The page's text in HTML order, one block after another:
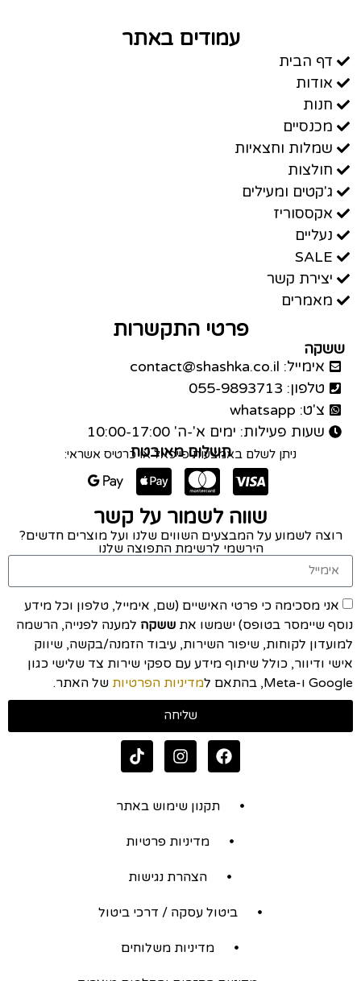
עמודים באתר
דף הבית
אודות
חנות
מכנסיים
שמלות וחצאיות
חולצות
ג'קטים ומעילים
אקססוריז
נעליים
SALE
יצירת קשר
מאמרים
פרטי התקשרות
ששקה
אימייל: contact@shashka.co.il
טלפון: 055-9893713
צ'ט: whatsapp
שעות פעילות: ימים א'-ה' 10:00-17:00
תשלום מאובטח
ניתן לשלם באמצעות פייפאל או כרטיס אשראי:
שווה לשמור על קשר
רוצה לשמוע על המבצעים השווים שלנו ועל מוצרים חדשים?
הירשמי לרשימת התפוצה שלנו
אני מסכימה כי פרטי האישיים (שם, אימייל, טלפון וכל מידע
נוסף שיימסר בטופס) ישמשו את ששקה למענה לפנייה, הרשמה
למועדון לקוחות, שיפור השירות, עיבוד הזמנה/בקשה, שיווק
אישי ודיוור, כולל שיתוף מידע עם ספקי שירות צד שלישי כגון
Google ו-Meta, בהתאם ל
מדיניות הפרטיות של האתר.
שליחה
תקנון שימוש באתר
מדיניות פרטיות
הצהרת נגישות
ביטול עסקה / דרכי ביטול
מדיניות משלוחים